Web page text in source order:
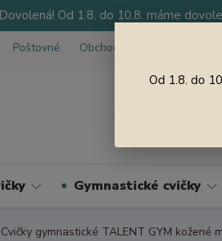
Dovolená! Od 1.8. do 10.8. máme
Poštovné Obchodní podmínky
Gymnastické cvičky
Cvičky gymnastické TALENT GYM kožené
Od 1.8. do